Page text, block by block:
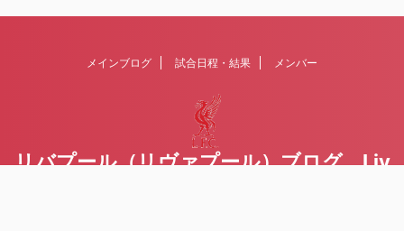
メインブログ 試合日程・結果 メンバー
リバプール（リヴァプール）ブログ Liv